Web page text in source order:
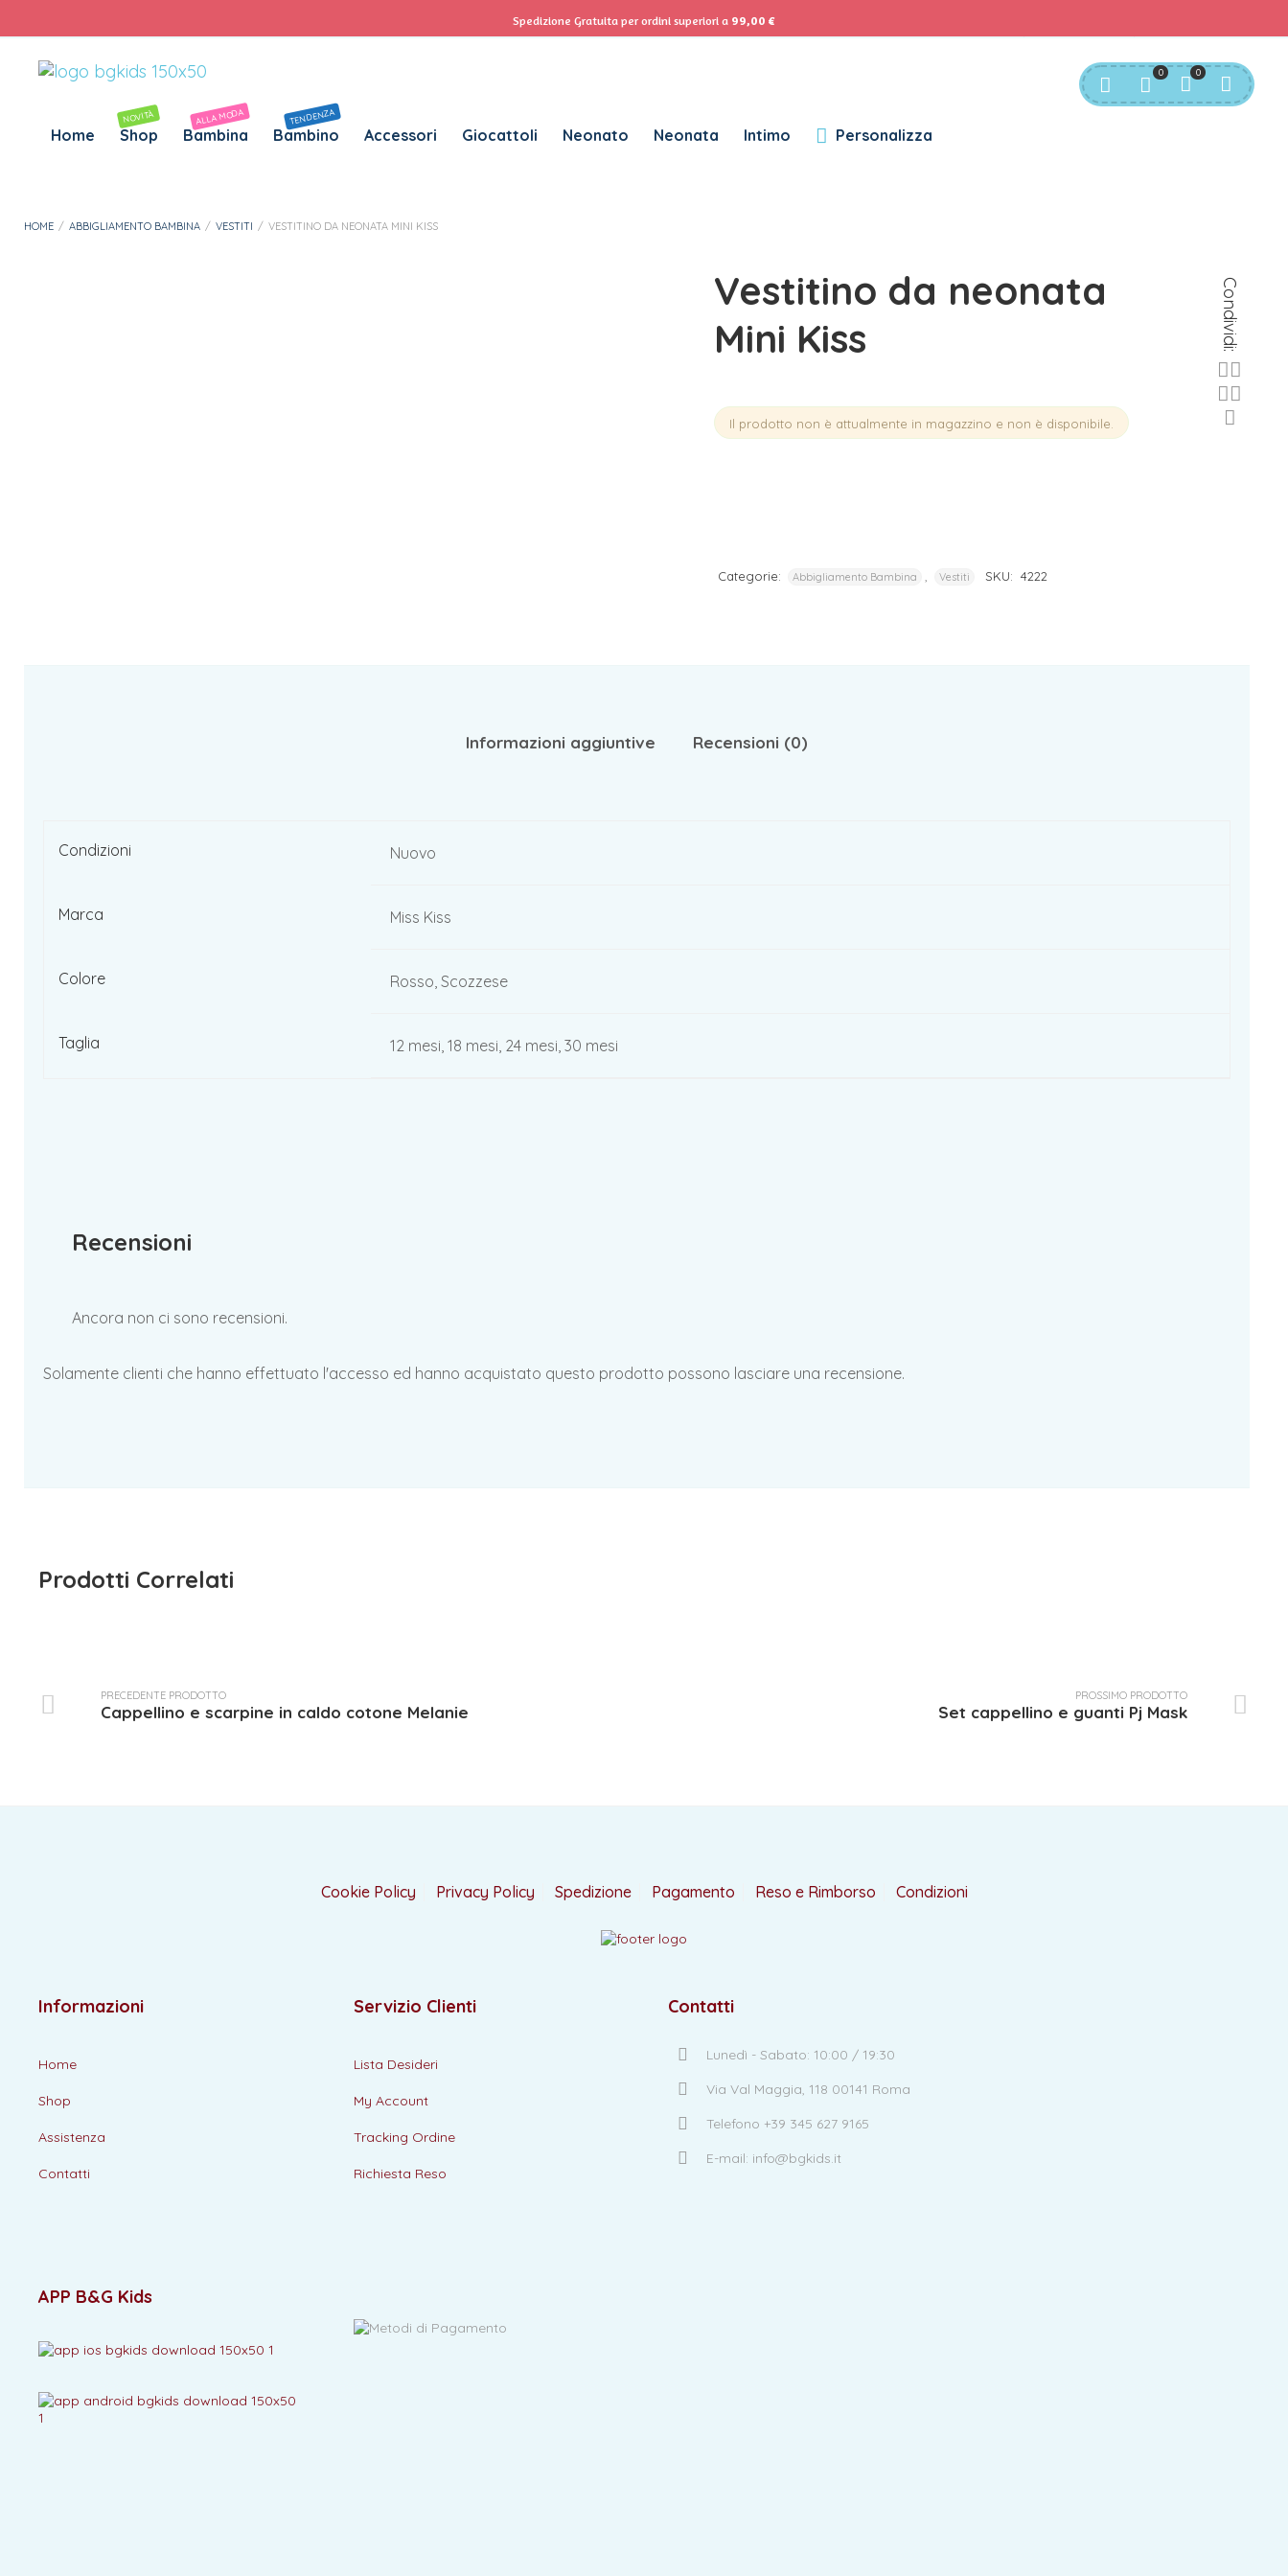
0
0
ACCEDI
NOME UTENTE RICHIESTO
Home Shop
NOVITÀ
Bambina
ALLA MODA
Bambino
TENDENZA
Accessori Giocattoli Neonato Neonata Intimo Personalizza
HOME / ABBIGLIAMENTO BAMBINA / VESTITI / VESTITINO DA NEONATA MINI KISS
Condividi:
Vestitino da neonata
Mini Kiss
Il prodotto non è attualmente in magazzino e non è disponibile.
Categorie: Abbigliamento Bambina Vestiti SKU: 4222
Informazioni aggiuntive Recensioni (0)
Condizioni Nuovo
Marca Miss Kiss
Colore Rosso, Scozzese
Taglia 12 mesi, 18 mesi, 24 mesi, 30 mesi
Recensioni
Ancora non ci sono recensioni.
Solamente clienti che hanno effettuato l'accesso ed hanno acquistato questo prodotto possono lasciare una recensione.
Prodotti Correlati
PRECEDENTE PRODOTTO
Cappellino e scarpine in caldo cotone Melanie
PROSSIMO PRODOTTO
Set cappellino e guanti Pj Mask
Cookie Policy Privacy Policy Spedizione Pagamento Reso e Rimborso Condizioni
Informazioni
Home
Shop
Assistenza
Contatti
Servizio Clienti
Lista Desideri
My Account
Tracking Ordine
Richiesta Reso
Contatti
Lunedì - Sabato: 10:00 / 19:30
Via Val Maggia, 118 00141 Roma
Telefono +39 345 627 9165
E-mail: info@bgkids.it
APP B&G Kids
Spedizione Gratuita per ordini superiori a 99,00 €